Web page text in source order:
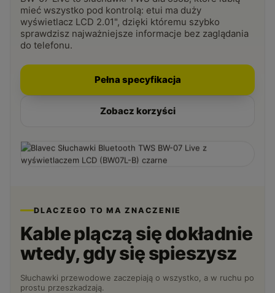
mieć wszystko pod kontrolą: etui ma duży
wyświetlacz LCD 2.01", dzięki któremu szybko
sprawdzisz najważniejsze informacje bez zaglądania
do telefonu.
Pełna specyfikacja
Zobacz korzyści
DLACZEGO TO MA ZNACZENIE
Kable plączą się dokładnie
wtedy, gdy się spieszysz
Słuchawki przewodowe zaczepiają o wszystko, a w ruchu po
prostu przeszkadzają.